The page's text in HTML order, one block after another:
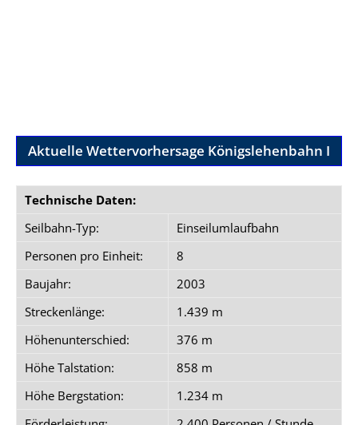
Aktuelle Wettervorhersage Königslehenbahn I
Technische Daten:
Seilbahn-Typ:
Einseilumlaufbahn
Personen pro Einheit:
8
Baujahr:
2003
Streckenlänge:
1.439 m
Höhenunterschied:
376 m
Höhe Talstation:
858 m
Höhe Bergstation:
1.234 m